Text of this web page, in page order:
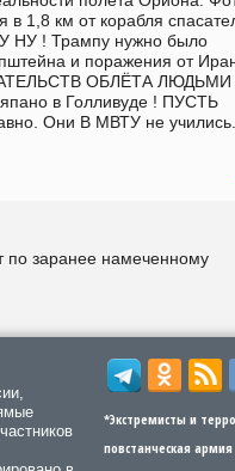
1,8 км от корабля
! Трампу нужно было
и поражения от
ОБЛЁТА ЛЮДЬМИ
в Голливуде ! ПУСТЬ
Они В МВТУ не учились.
по заранее намеченному
*Экстремисты и
повстанческая